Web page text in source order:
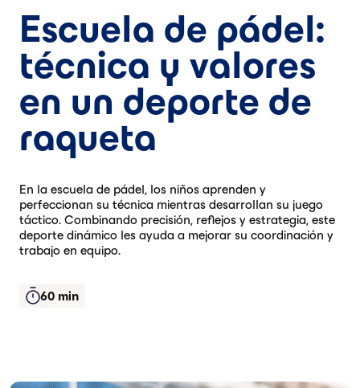
Escuela de pádel:
técnica y valores
en un deporte de
raqueta
En la escuela de pádel, los niños aprenden y
perfeccionan su técnica mientras desarrollan su juego
táctico. Combinando precisión, reflejos y estrategia, este
deporte dinámico les ayuda a mejorar su coordinación y
trabajo en equipo.
60 min